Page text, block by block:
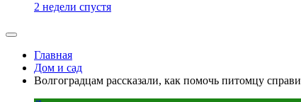
2 недели спустя
Главная
Дом и сад
Волгоградцам рассказали, как помочь питомцу